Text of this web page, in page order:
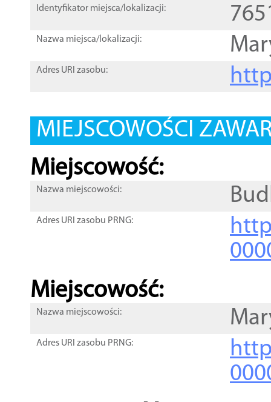
Identyfikator miejsca/lokalizacji:
Nazwa miejsca/lokalizacji:
Adres URI zasobu:
MIEJSCOWOŚCI
Miejscowość:
Nazwa miejscowości:
Adres URI zasobu PRNG:
Miejscowość:
Nazwa miejscowości:
Adres URI zasobu PRNG: